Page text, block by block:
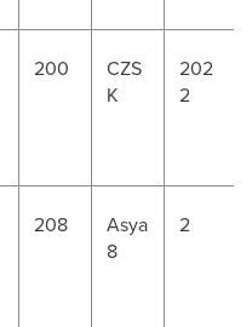
200
CZS
K
202
2
208
Asya
8
2